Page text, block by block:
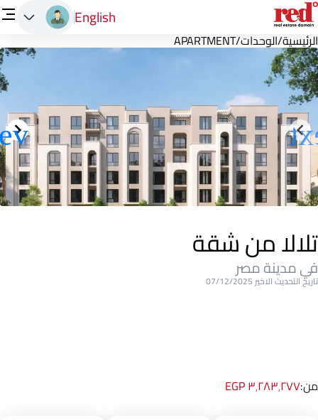
English
الرئيسية/الوحدات/
APARTMENT
تلالا من شقة
في مدينة مصر
تاريخ التحديث الاخير 07/12/2025
من:٣٬٢٨٣٬٢٧٧ EGP